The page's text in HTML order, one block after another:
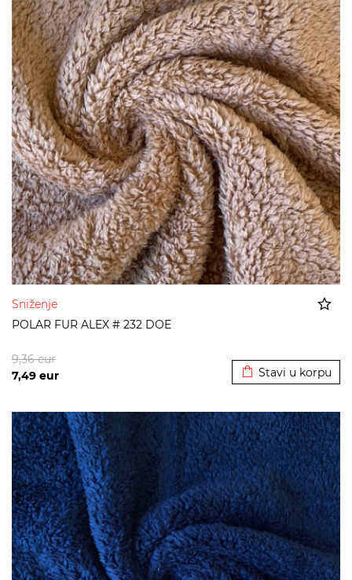
Sniženje
POLAR FUR ALEX # 232 DOE
7,49 eur
9,36eur
Stavi u korpu